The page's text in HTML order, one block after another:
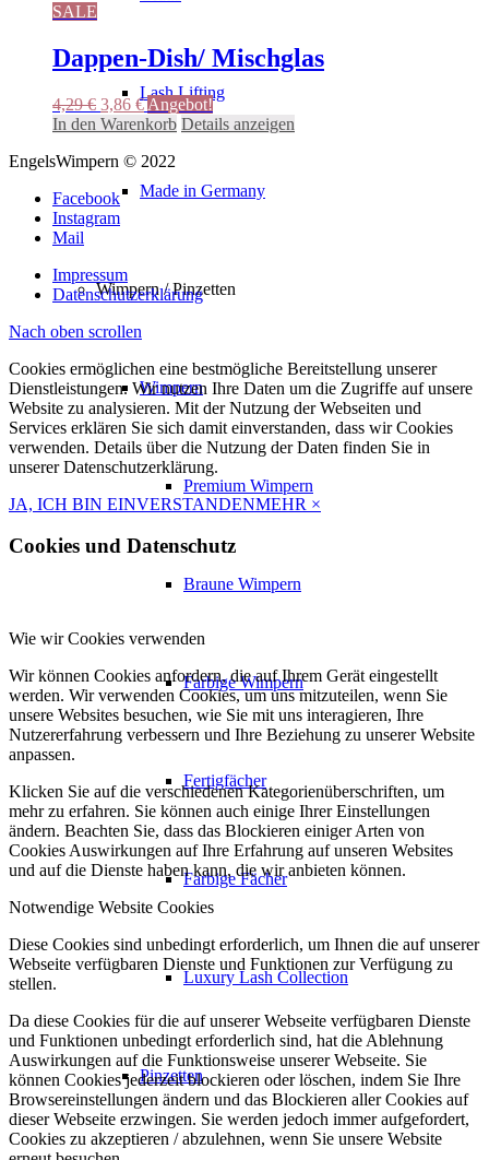
Lash Lifting
Made in Germany
Wimpern / Pinzetten
Wimpern
Premium Wimpern
Braune Wimpern
Farbige Wimpern
Fertigfächer
Farbige Fächer
Luxury Lash Collection
Pinzetten
SALE
Dappen-Dish/ Mischglas
4,29€ Ursprünglicher
Preis
4,29 €
3,86 €Aktueller
Preis
3,86 €.
Angebot!
In den Warenkorb Details anzeigen
EngelsWimpern © 2022
Facebook
Instagram
Mail
Impressum
Datenschutzerklärung
Nach oben scrollen
Cookies ermöglichen eine bestmögliche Bereitstellung unserer
Dienstleistungen. Wir nutzen Ihre Daten um die Zugriffe auf unsere
Website zu analysieren. Mit der Nutzung der Webseiten und
Services erklären Sie sich damit einverstanden, dass wir Cookies
verwenden. Details über die Nutzung der Daten finden Sie in
unserer Datenschutzerklärung.
JA, ICH BIN EINVERSTANDENMEHR ×
Cookies und Datenschutz
Wie wir Cookies verwenden
Wir können Cookies anfordern, die auf Ihrem Gerät eingestellt
werden. Wir verwenden Cookies, um uns mitzuteilen, wenn Sie
unsere Websites besuchen, wie Sie mit uns interagieren, Ihre
Nutzererfahrung verbessern und Ihre Beziehung zu unserer Website
anpassen.
Klicken Sie auf die verschiedenen Kategorienüberschriften, um
mehr zu erfahren. Sie können auch einige Ihrer Einstellungen
ändern. Beachten Sie, dass das Blockieren einiger Arten von
Cookies Auswirkungen auf Ihre Erfahrung auf unseren Websites
und auf die Dienste haben kann, die wir anbieten können.
Notwendige Website Cookies
Diese Cookies sind unbedingt erforderlich, um Ihnen die auf unserer
Webseite verfügbaren Dienste und Funktionen zur Verfügung zu
stellen.
Da diese Cookies für die auf unserer Webseite verfügbaren Dienste
und Funktionen unbedingt erforderlich sind, hat die Ablehnung
Auswirkungen auf die Funktionsweise unserer Webseite. Sie
können Cookies jederzeit blockieren oder löschen, indem Sie Ihre
Browsereinstellungen ändern und das Blockieren aller Cookies auf
dieser Webseite erzwingen. Sie werden jedoch immer aufgefordert,
Cookies zu akzeptieren / abzulehnen, wenn Sie unsere Website